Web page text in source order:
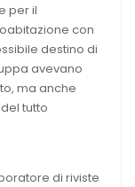
per il
con
destino di
avevano
ma anche
tutto
di riviste